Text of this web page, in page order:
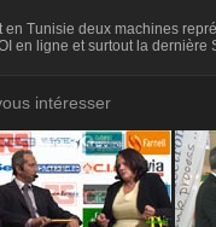
Tunisie deux machines
en ligne et surtout la dernière
intéresser